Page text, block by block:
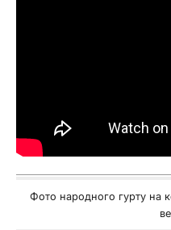
Фото народного гурту на